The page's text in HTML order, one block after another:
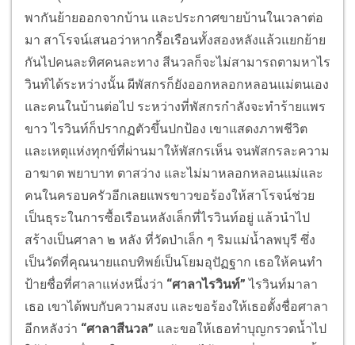
“ศาลาไรวินท์” ไรวินท์มาลา
เธอ เขาได้พบกับความสงบ และขอร้องให้เธอตั้งชื่อศาลา
อีกหลังว่า “ศาลาสีนวล” และขอให้เธอทำบุญกรวดน้ำไป